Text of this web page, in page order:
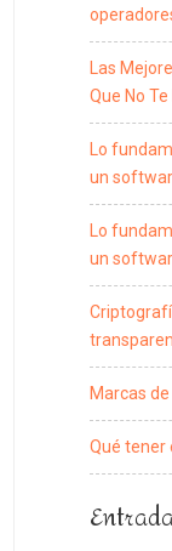
Las
Que No
Lo
un
Lo
un
Marcas
Qué tener